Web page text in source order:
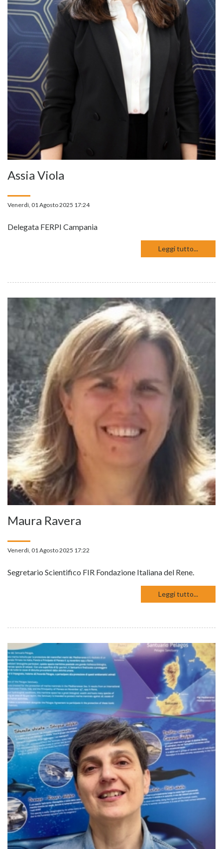
Assia Viola
Venerdì, 01 Agosto 2025 17:24
Delegata FERPI Campania
Leggi tutto...
Maura Ravera
Venerdì, 01 Agosto 2025 17:22
Segretario Scientifico FIR Fondazione Italiana del Rene.
Leggi tutto...